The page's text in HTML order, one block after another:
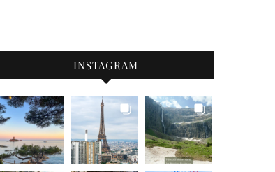
INSTAGRAM